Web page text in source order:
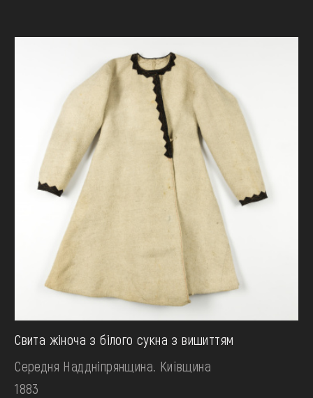
Свита жіноча з білого сукна з вишиттям
Середня Наддніпрянщина. Київщина
1883